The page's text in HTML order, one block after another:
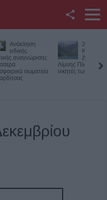
Twitter
YouTube
με το
27ος
Κολυμβητικός
Διάπλους
Πλαστήρα: Οι
των αγώνων
Πιερία